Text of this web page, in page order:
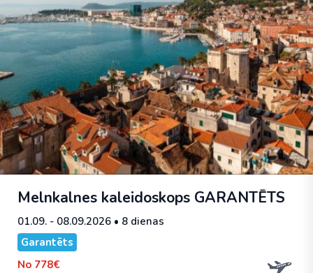
Melnkalnes kaleidoskops GARANTĒTS
01.09. - 08.09.2026 • 8 dienas
Garantēts
No 778€